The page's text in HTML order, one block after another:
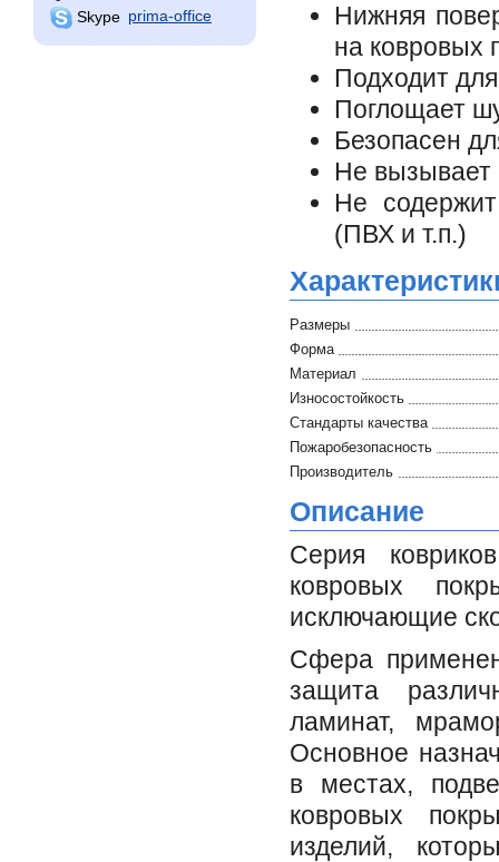
Skype prima-office
Нижняя
на ковровых
Подходит
Поглощает
Безопасен
Не вызывает
Не
(ПВХ и т.п.)
Размеры
Форма
Материал
Износостойкость
Стандарты качества
Пожаробезопасность
Производитель
Описание
Серия
ковровых
исключающие
Сфера
защита
ламинат,
Основное
в местах,
ковровых
изделий,